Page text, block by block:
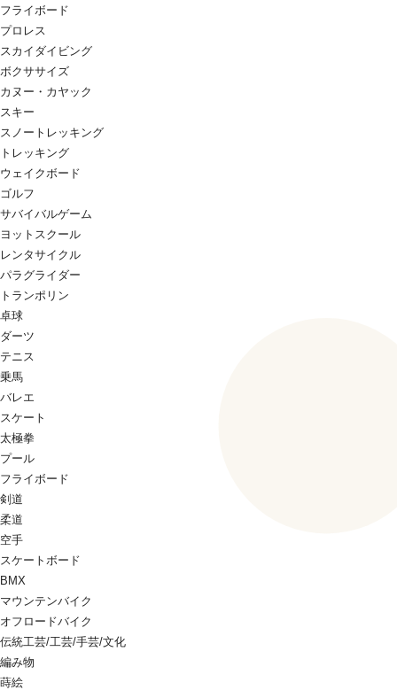
フライボード
プロレス
スカイダイビング
ボクササイズ
カヌー・カヤック
スキー
スノートレッキング
トレッキング
ウェイクボード
ゴルフ
サバイバルゲーム
ヨットスクール
レンタサイクル
パラグライダー
トランポリン
卓球
ダーツ
テニス
乗馬
バレエ
スケート
太極拳
プール
フライボード
剣道
柔道
空手
スケートボード
BMX
マウンテンバイク
オフロードバイク
伝統工芸/工芸/手芸/文化
編み物
蒔絵